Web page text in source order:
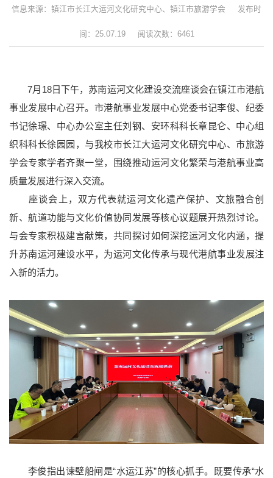
信息来源：镇江市长江大运河文化研究中心、镇江市旅游学会 发布时
间：25.07.19 阅读次数：6461
7月18日下午，苏南运河文化建设交流座谈会在镇江市港航
事业发展中心召开。市港航事业发展中心党委书记李俊、纪委
书记徐璟、中心办公室主任刘钢、安环科科长章昆仑、中心组
织科科长徐园园，与我校市长江大运河文化研究中心、市旅游
学会专家学者齐聚一堂，围绕推动运河文化繁荣与港航事业高
质量发展进行深入交流。
座谈会上，双方代表就运河文化遗产保护、文旅融合创
新、航道功能与文化价值协同发展等核心议题展开热烈讨论。
与会专家积极建言献策，共同探讨如何深挖运河文化内涵，提
升苏南运河建设水平，为运河文化传承与现代港航事业发展注
入新的活力。
李俊指出谏壁船闸是“水运江苏”的核心抓手。既要传承“水